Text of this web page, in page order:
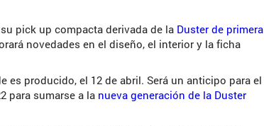
pick up compacta derivada de la Duster de primera
novedades en el diseño, el interior y la ficha
es producido, el 12 de abril. Será un anticipo para el
para sumarse a la nueva generación de la Duster